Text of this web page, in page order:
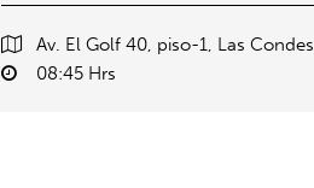
Av. El Golf 40, piso-1, Las Condes
08:45 Hrs